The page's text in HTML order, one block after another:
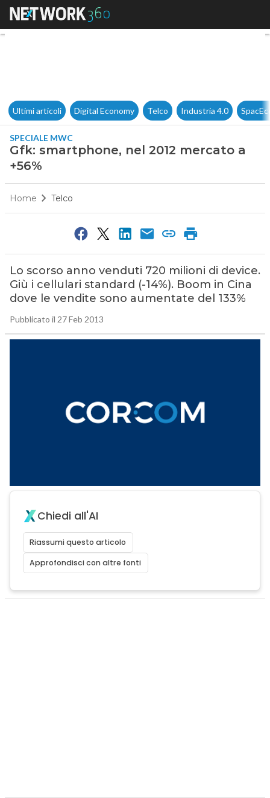
Gfk: smartphone, nel 2012
Ultimi articoli Digital Economy Telco Industria 4.0
SPECIALE MWC
Gfk: smartphone, nel 2012 mercato a
+56%
Home Telco
Lo scorso anno venduti 720 milioni di device.
Giù i cellulari standard (-14%). Boom in Cina
dove le vendite sono aumentate del 133%
Pubblicato il 27 Feb 2013
Chiedi all'AI
Riassumi questo articolo
Approfondisci con altre fonti